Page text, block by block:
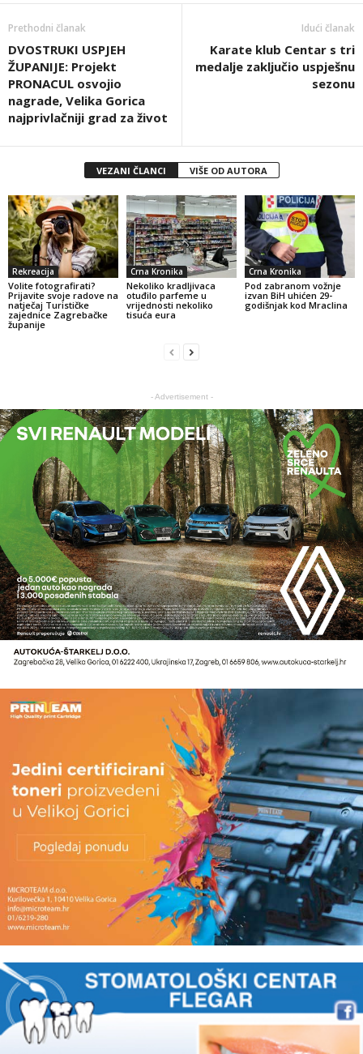
Prethodni članak
DVOSTRUKI USPJEH
ŽUPANIJE: Projekt
PRONACUL osvojio
nagrade, Velika Gorica
najprivlačniji grad za život
Idući članak
Karate klub Centar s tri
medalje zaključio uspješnu
sezonu
VEZANI ČLANCI VIŠE OD AUTORA
Rekreacija
Volite fotografirati?
Prijavite svoje radove na
natječaj Turističke
zajednice Zagrebačke
županije
Crna Kronika
Nekoliko kradljivaca
otuđilo parfeme u
vrijednosti nekoliko
tisuća eura
Crna Kronika
Pod zabranom vožnje
izvan BiH uhićen 29-
godišnjak kod Mraclina
- Advertisement -